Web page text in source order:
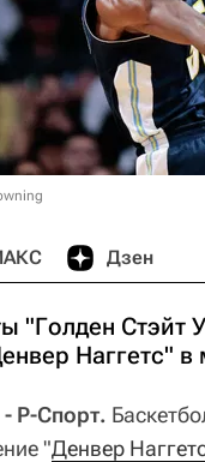
Дзен
"Голден Стэйт
Наггетс"
Р-Спорт.
"Денвер